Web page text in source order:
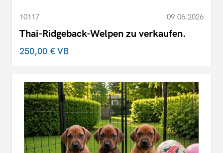
10117 09.06.2026
Thai-Ridgeback-Welpen zu verkaufen.
250,00 €VB